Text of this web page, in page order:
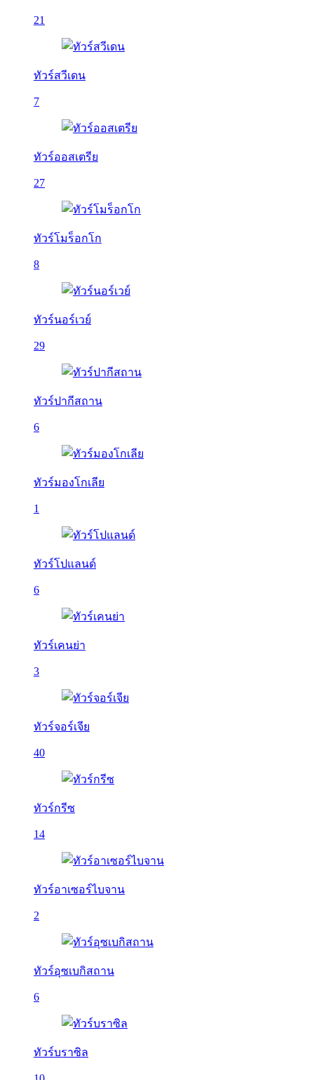
21
ทัวร์สวีเดน
7
ทัวร์ออสเตรีย
27
ทัวร์โมร็อกโก
8
ทัวร์นอร์เวย์
29
ทัวร์ปากีสถาน
6
ทัวร์มองโกเลีย
1
ทัวร์โปแลนด์
6
ทัวร์เคนย่า
3
ทัวร์จอร์เจีย
40
ทัวร์กรีซ
14
ทัวร์อาเซอร์ไบจาน
2
ทัวร์อุซเบกิสถาน
6
ทัวร์บราซิล